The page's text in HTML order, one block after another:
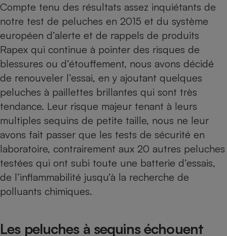
Compte tenu des résultats assez inquiétants de
notre test de peluches en 2015 et du système
européen d’alerte et de rappels de produits
Rapex qui continue à pointer des risques de
blessures ou d’étouffement, nous avons décidé
de renouveler l’essai, en y ajoutant quelques
peluches à paillettes brillantes qui sont très
tendance. Leur risque majeur tenant à leurs
multiples sequins de petite taille, nous ne leur
avons fait passer que les tests de sécurité en
laboratoire, contrairement aux 20 autres peluches
testées qui ont subi toute une batterie d’essais,
de l’inflammabilité jusqu’à la recherche de
polluants chimiques.
Les peluches à sequins échouent
Supermarché - Drive
Complément
alimentaire
bouteille
Mutuelle
Assurance emprunteur
Comparateur auto
Comparatif aspirateur
Comparatif aspirateur
Comparatif cafetière
Comparatif robot cuiseur
Comparatif centrale
Gros électroménager
Petit électroménager -
Comparatif ultrabook
Comparatif tablette
Image et son
Informatique
Internet
Téléphonie
Aménagement
Bricolage - Jardinage
Chauffage
Produit d'entretien
Sécurité domestique
Maladie - Médecine -
Système de santé -
Mutuelle
Retraite
Tous les comparateurs
Toutes les cartes interactives
Speedtest - Testez le débit de votre
connexion Internet